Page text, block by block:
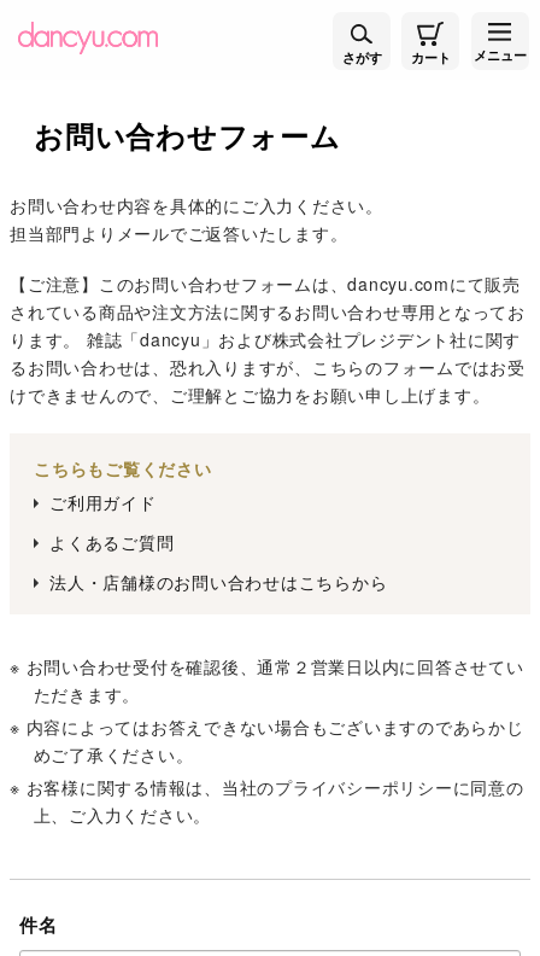
さがす カート メニュー
お問い合わせフォーム
お問い合わせ内容を具体的にご入力ください。
担当部門よりメールでご返答いたします。
【ご注意】このお問い合わせフォームは、dancyu.comにて販売
されている商品や注文方法に関するお問い合わせ専用となってお
ります。 雑誌「dancyu」および株式会社プレジデント社に関す
るお問い合わせは、恐れ入りますが、こちらのフォームではお受
けできませんので、ご理解とご協力をお願い申し上げます。
こちらもご覧ください
ご利用ガイド
よくあるご質問
法人・店舗様のお問い合わせはこちらから
※ お問い合わせ受付を確認後、通常２営業日以内に回答させてい
ただきます。
※ 内容によってはお答えできない場合もございますのであらかじ
めご了承ください。
※ お客様に関する情報は、当社のプライバシーポリシーに同意の
上、ご入力ください。
件名